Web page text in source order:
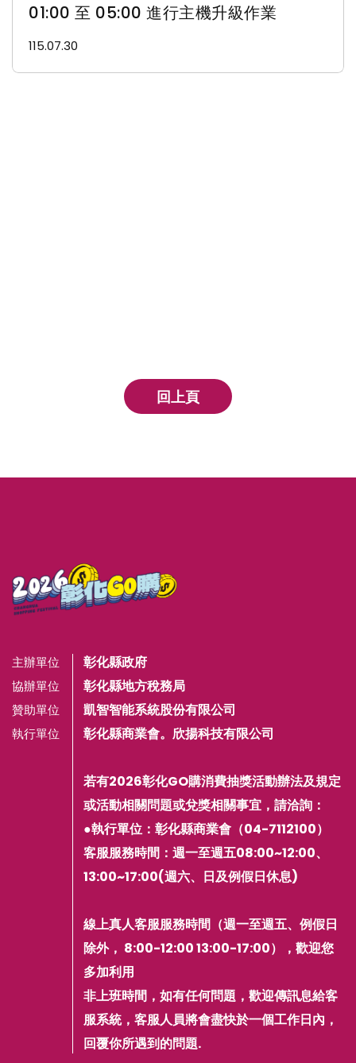
01:00 至 05:00 進行主機升級作業
115.07.30
回上頁
主辦單位 彰化縣政府
協辦單位 彰化縣地方稅務局
贊助單位 凱智智能系統股份有限公司
執行單位 彰化縣商業會。欣揚科技有限公司
若有2026彰化GO購消費抽獎活動辦法及規定
或活動相關問題或兌獎相關事宜，請洽詢：
●執行單位：彰化縣商業會（04-7112100）
客服服務時間：週一至週五08:00~12:00、
13:00~17:00(週六、日及例假日休息)
線上真人客服服務時間（週一至週五、例假日
除外， 8:00-12:00 13:00-17:00），歡迎您
多加利用
非上班時間，如有任何問題，歡迎傳訊息給客
服系統，客服人員將會盡快於一個工作日內，
回覆你所遇到的問題.